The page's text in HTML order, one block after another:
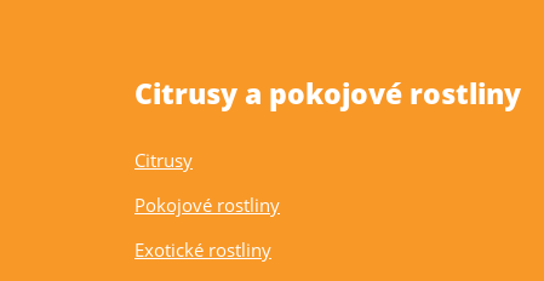
Citrusy a pokojové rostliny
Citrusy
Pokojové rostliny
Exotické rostliny